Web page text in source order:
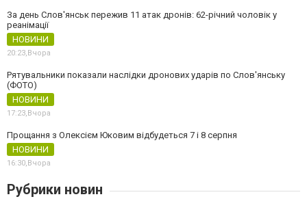
За день Слов'янськ пережив 11 атак дронів: 62-річний чоловік у
реанімації
НОВИНИ
20:23, Вчора
Рятувальники показали наслідки дронових ударів по Слов'янську
(ФОТО)
НОВИНИ
17:23, Вчора
Прощання з Олексієм Юковим відбудеться 7 і 8 серпня
НОВИНИ
16:30, Вчора
Рубрики новин